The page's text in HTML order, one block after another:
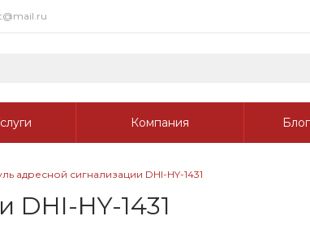
Компания Блог
адресной сигнализации DHI-HY-1431
HY-1431